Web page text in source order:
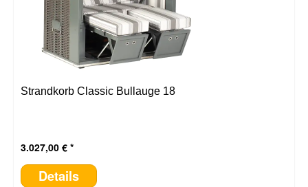
Strandkorb Classic Bullauge 18
3.027,00 €
Details